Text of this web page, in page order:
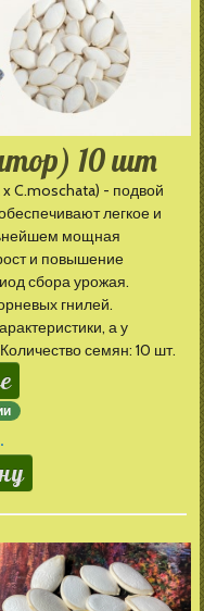
10 шт
C.moschata) - подвой
легкое и
мощная
и повышение
сбора урожая.
гнилей.
а у
семян: 10 шт.